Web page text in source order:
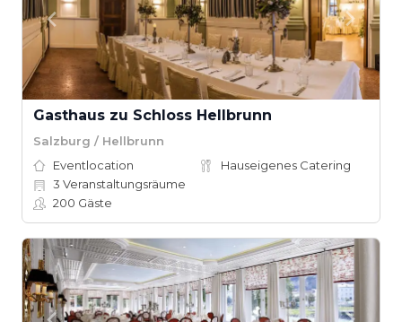
Gasthaus zu Schloss Hellbrunn
Salzburg / Hellbrunn
Eventlocation
Hauseigenes Catering
3 Veranstaltungsräume
200 Gäste